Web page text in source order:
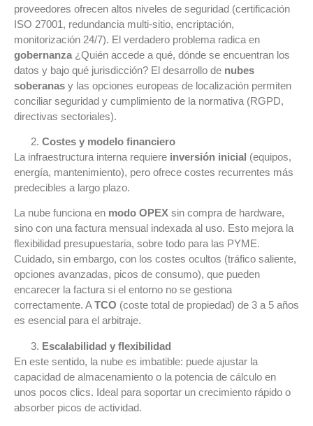
proveedores ofrecen altos niveles de seguridad (certificación
ISO 27001, redundancia multi-sitio, encriptación,
monitorización 24/7). El verdadero problema radica en
gobernanza ¿Quién accede a qué, dónde se encuentran los
datos y bajo qué jurisdicción? El desarrollo de nubes
soberanas y las opciones europeas de localización permiten
conciliar seguridad y cumplimiento de la normativa (RGPD,
directivas sectoriales).
Costes y modelo financiero
La infraestructura interna requiere inversión inicial (equipos,
energía, mantenimiento), pero ofrece costes recurrentes más
predecibles a largo plazo.
La nube funciona en modo OPEX sin compra de hardware,
sino con una factura mensual indexada al uso. Esto mejora la
flexibilidad presupuestaria, sobre todo para las PYME.
Cuidado, sin embargo, con los costes ocultos (tráfico saliente,
opciones avanzadas, picos de consumo), que pueden
encarecer la factura si el entorno no se gestiona
correctamente. ATCO (coste total de propiedad) de 3 a 5 años
es esencial para el arbitraje.
Escalabilidad y flexibilidad
En este sentido, la nube es imbatible: puede ajustar la
capacidad de almacenamiento o la potencia de cálculo en
unos pocos clics. Ideal para soportar un crecimiento rápido o
absorber picos de actividad.